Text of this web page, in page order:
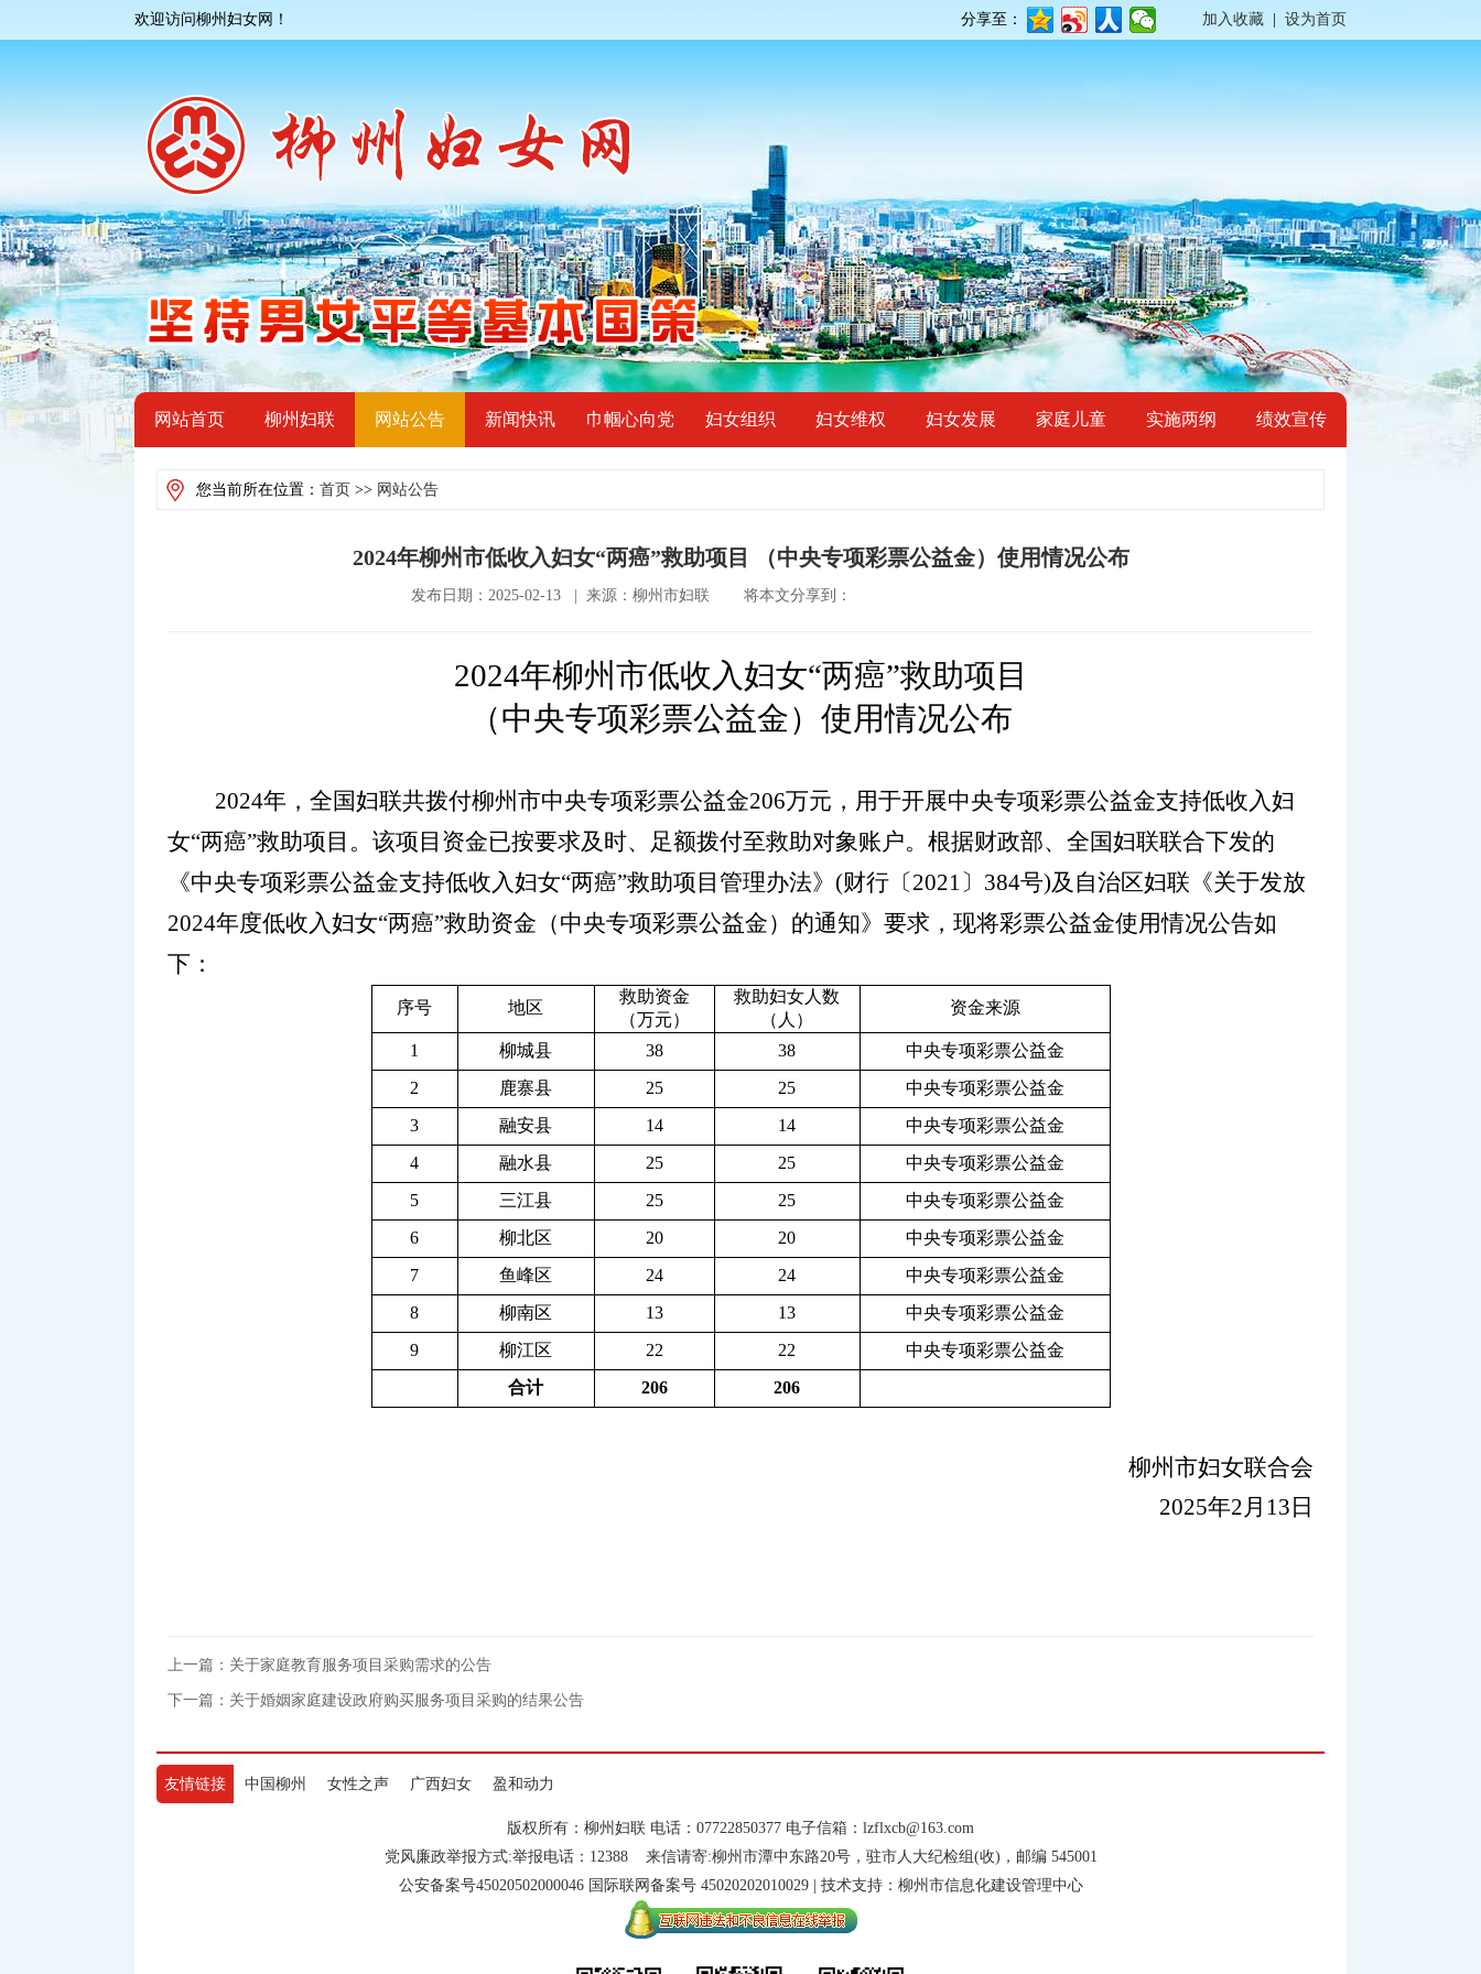
欢迎访问柳州妇女网！ 分享至： 加入收藏 设为首页
网站首页 柳州妇联 网站公告 新闻快讯 巾帼心向党 妇女组织 妇女维权 妇女发展 家庭儿童 实施两纲 绩效宣传
您当前所在位置： 首页 >> 网站公告
2024年柳州市低收入妇女“两癌”救助项目 （中央专项彩票公益金）使用情况公布
发布日期：2025-02-13 | 来源：柳州市妇联 将本文分享到：
2024年柳州市低收入妇女“两癌”救助项目
（中央专项彩票公益金）使用情况公布
2024年，全国妇联共拨付柳州市中央专项彩票公益金206万元，用于开展中央专项彩票公益金支持低收入妇
女“两癌”救助项目。该项目资金已按要求及时、足额拨付至救助对象账户。根据财政部、全国妇联联合下发的
《中央专项彩票公益金支持低收入妇女“两癌”救助项目管理办法》 (财行〔2021〕 384号)及自治区妇联《关于发放
2024年度低收入妇女“两癌”救助资金（中央专项彩票公益金）的通知》要求，现将彩票公益金使用情况公告如
下：
序号 地区
救助资金
（万元）
救助妇女人数
（人）
资金来源
1 柳城县 38 38
中央专项彩票公益金
2
鹿寨县 25 25
中央专项彩票公益金
3
融安县 14 14
中央专项彩票公益金
4
融水县 25 25
中央专项彩票公益金
5
三江县 25 25
中央专项彩票公益金
6
柳北区 20 20
中央专项彩票公益金
7
鱼峰区 24 24
中央专项彩票公益金
8
柳南区 13 13
中央专项彩票公益金
9
柳江区 22 22
中央专项彩票公益金
合计
206 206
柳州市妇女联合会
2025年2月 13 日
上一篇：关于家庭教育服务项目采购需求的公告
下一篇：关于婚姻家庭建设政府购买服务项目采购的结果公告
友情链接 中国柳州 女性之声 广西妇女 盈和动力
版权所有：柳州妇联 电话：07722850377 电子信箱：lzflxcb@163.com
党风廉政举报方式:举报电话：12388 来信请寄:柳州市潭中东路20号，驻市人大纪检组(收)，邮编 545001
公安备案号45020502000046 国际联网备案号 45020202010029 | 技术支持：柳州市信息化建设管理中心